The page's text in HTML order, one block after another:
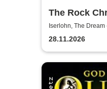
The Rock
Dinnershow
Shows
Iserlohn, The Dream
Iserlohn
28.11.2026